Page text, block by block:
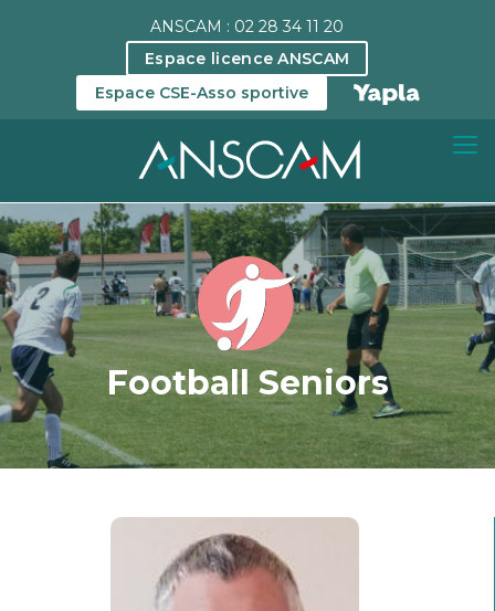
ANSCAM : 02 28 34 11 20
Espace licence ANSCAM
Espace CSE-Asso sportive
Football Seniors